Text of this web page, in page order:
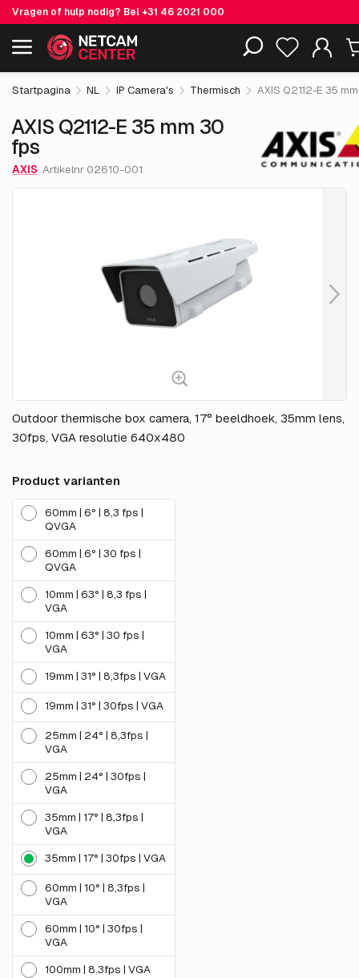
Vragen of hulp nodig? Bel+31 46 2021 000
Inclusief EOL-producten
AXIS Q2112-E 35 mm 30 fps € 6,392.
Startpagina NL IP Camera's Thermisch AXIS Q2112-E 35
AXIS Q2112-E 35 mm 30
fps
AXIS Artikelnr 02610-001
Outdoor thermische box camera, 17° beeldhoek, 35mm lens,
30fps, VGA resolutie 640x480
Product varianten
60mm | 6° | 8,3 fps |
QVGA
60mm | 6° | 30 fps |
QVGA
10mm | 63° | 8,3 fps |
VGA
10mm | 63° | 30 fps |
VGA
19mm | 31° | 8,3fps | VGA
19mm | 31° | 30fps | VGA
25mm | 24° | 8,3fps |
VGA
25mm | 24° | 30fps |
VGA
35mm | 17° | 8,3fps |
VGA
35mm | 17° | 30fps | VGA
60mm | 10° | 8,3fps |
VGA
60mm | 10° | 30fps |
VGA
100mm | 8.3fps | VGA